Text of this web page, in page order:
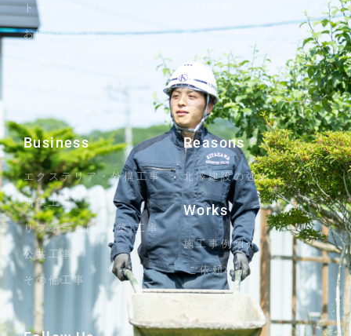
トップページ
お問い合わせ 代表メッセージ
沿革
スタッフブログ
Business
エクステリア・外構工事
新築工事
リフォーム(増改築)工事
公共工事
その他工事
Reasons
北澤建設の強み
Works
施工事例紹介
ご依頼の流れ